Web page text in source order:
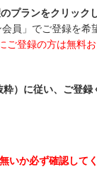
プランをクリック
会員」でご登録を希
登録の方は無料お
）に従い、ご登録
いか必ず確認してく